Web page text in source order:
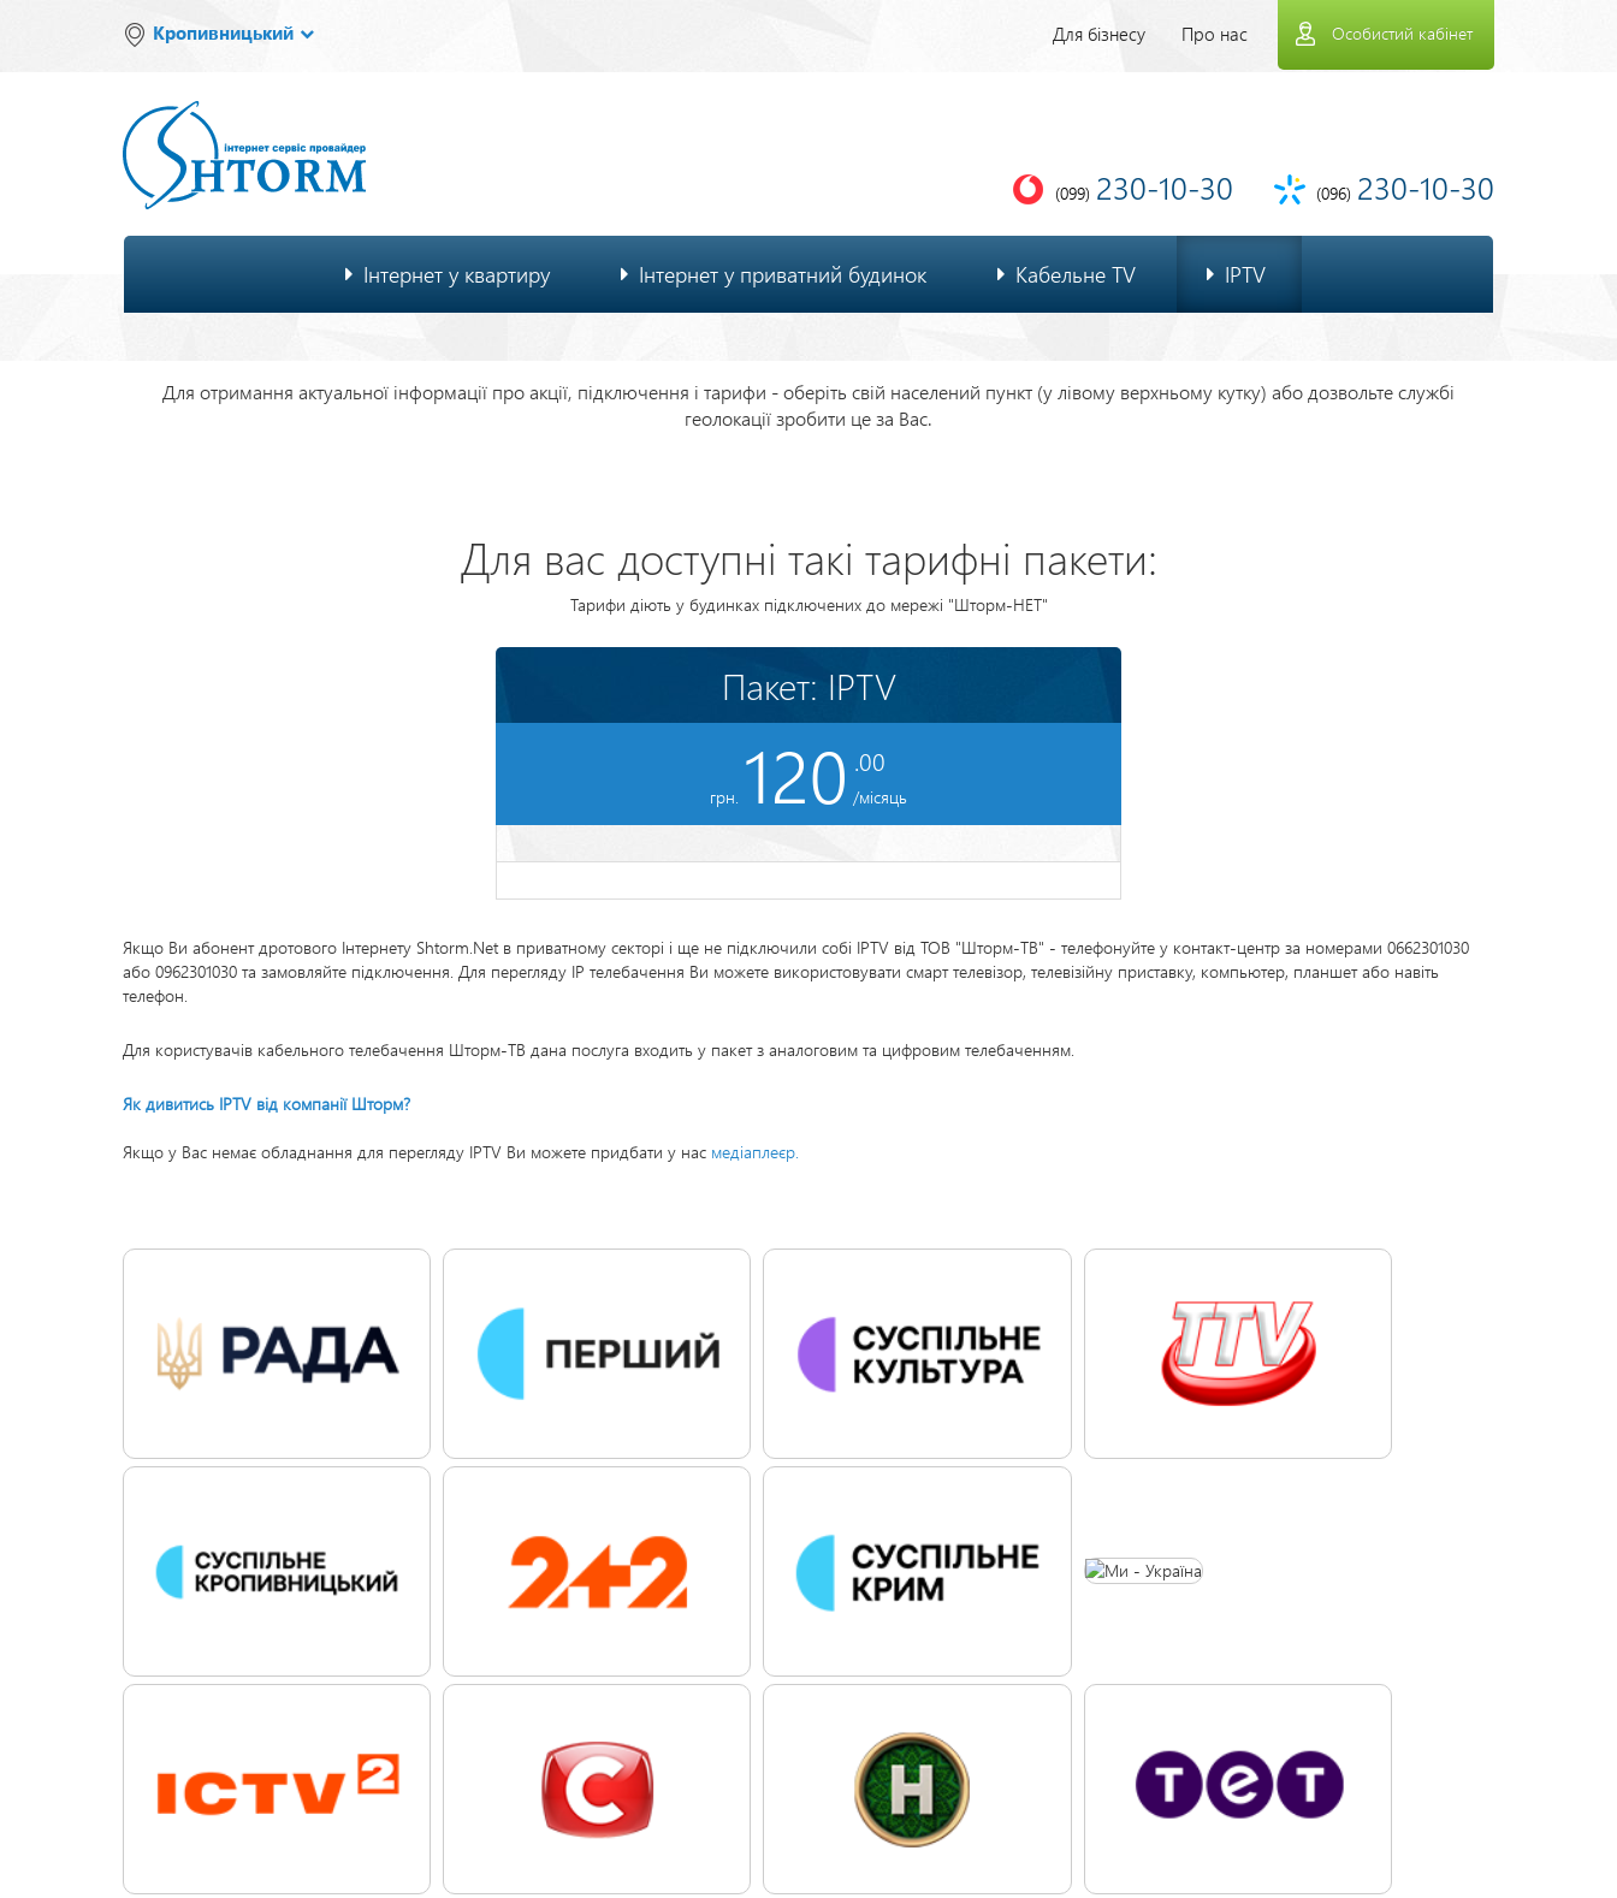
Особистий кабінет
Верхнее
Для бізнесу Про нас
Кропивницький
(099) 230-10-30 (096) 230-10-30
Основна
Інтернет у квартиру Інтернет у приватний будинок Кабельне TV IPTV
Для отримання актуальної інформації про акції, підключення і тарифи - оберіть свій населений пункт (у лівому верхньому кутку) або дозвольте службі
геолокації зробити це за Вас.
Для вас доступні такі тарифні пакети:
Тарифи діють у будинках підключених до мережі "Шторм-НЕТ"
Пакет: IPTV
грн. 120 /місяць
Якщо Ви абонент дротового Інтернету Shtorm.Net в приватному секторі і ще не підключили собі IPTV від ТОВ "Шторм-ТВ" - телефонуйте у контакт-центр за номерами 0662301030
або 0962301030 та замовляйте підключення. Для перегляду IP телебачення Ви можете використовувати смарт телевізор, телевізійну приставку, компьютер, планшет або навіть
телефон.
Для користувачів кабельного телебачення Шторм-ТВ дана послуга входить у пакет з аналоговим та цифровим телебаченням.
Як дивитись IPTV від компанії Шторм?
Якщо у Вас немає обладнання для перегляду IPTV Ви можете придбати у нас медіаплеєр.